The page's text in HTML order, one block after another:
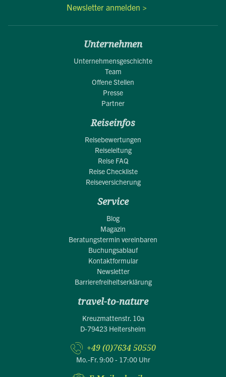
Newsletter anmelden >
Unternehmen
Unternehmensgeschichte
Team
Offene Stellen
Presse
Partner
Reiseinfos
Reisebewertungen
Reiseleitung
Reise FAQ
Reise Checkliste
Reiseversicherung
Service
Blog
Magazin
Beratungstermin vereinbaren
Buchungsablauf
Kontaktformular
Newsletter
Barrierefreiheitserklärung
travel-to-nature
Kreuzmattenstr. 10a
D-79423 Heitersheim
+49 (0)7634 50550
Mo.-Fr. 9:00 - 17:00 Uhr